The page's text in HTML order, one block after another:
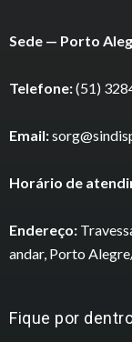
Sede — Porto
Telefone:(51)
Email:
Horário de
Endereço:
andar, Porto
Fique por